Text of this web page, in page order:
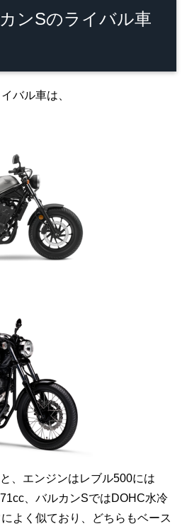
ンSのライバル車
バル車は、
、エンジンはレブル500には
、バルカンSではDOHC水冷
よく似ており、どちらもベース